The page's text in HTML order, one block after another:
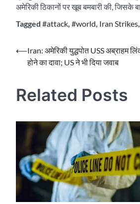
अमेरिकी ठिकानों पर खूब बमबारी की, जिसके
Tagged #attack #world Iran Strikes
Post
navigation
⟵Iran: अमेरिकी युद्धपोत USS अब्राहम
होने का दावा; US ने भी दिया जवाब
Related Posts